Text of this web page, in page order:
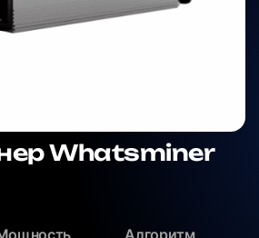
Whatsminer
Алгоритм